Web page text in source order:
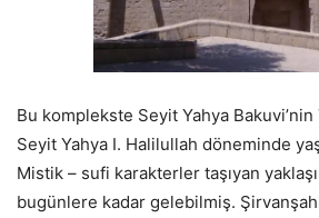
Bu komplekste Seyit Yahya
Seyit Yahya I. Halilullah döneminde
Mistik – sufi karakterler taşıyan
bugünlere kadar gelebilmiş.